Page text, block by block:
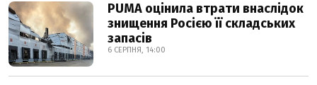
PUMA оцінила втрати внаслідок
знищення Росією її складських
запасів
6 СЕРПНЯ, 14:00